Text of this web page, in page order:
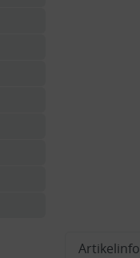
Artikelinfo